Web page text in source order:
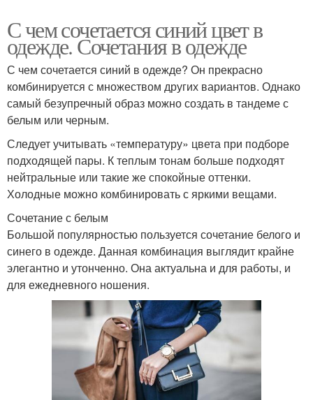
С чем сочетается синий цвет в
одежде. Сочетания в одежде
С чем сочетается синий в одежде? Он прекрасно
комбинируется с множеством других вариантов. Однако
самый безупречный образ можно создать в тандеме с
белым или черным.
Следует учитывать «температуру» цвета при подборе
подходящей пары. К теплым тонам больше подходят
нейтральные или такие же спокойные оттенки.
Холодные можно комбинировать с яркими вещами.
Сочетание с белым
Большой популярностью пользуется сочетание белого и
синего в одежде. Данная комбинация выглядит крайне
элегантно и утонченно. Она актуальна и для работы, и
для ежедневного ношения.